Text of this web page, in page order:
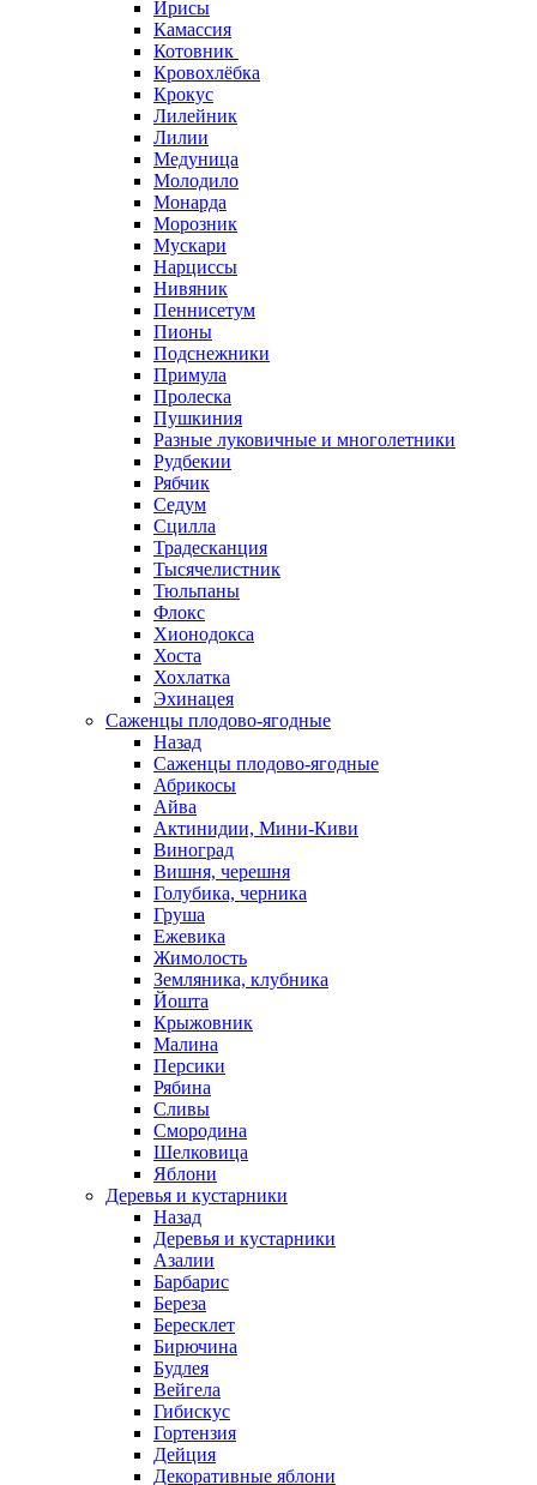
Ирисы
Камассия
Котовник
Кровохлёбка
Крокус
Лилейник
Лилии
Медуница
Молодило
Монарда
Морозник
Мускари
Нарциссы
Нивяник
Пеннисетум
Пионы
Подснежники
Примула
Пролеска
Пушкиния
Разные луковичные и многолетники
Рудбекии
Рябчик
Седум
Сцилла
Традесканция
Тысячелистник
Тюльпаны
Флокс
Хионодокса
Хоста
Хохлатка
Эхинацея
Саженцы плодово-ягодные
Назад
Саженцы плодово-ягодные
Абрикосы
Айва
Актинидии, Мини-Киви
Виноград
Вишня, черешня
Голубика, черника
Груша
Ежевика
Жимолость
Земляника, клубника
Йошта
Крыжовник
Малина
Персики
Рябина
Сливы
Смородина
Шелковица
Яблони
Деревья и кустарники
Назад
Деревья и кустарники
Азалии
Барбарис
Береза
Бересклет
Бирючина
Будлея
Вейгела
Гибискус
Гортензия
Дейция
Декоративные яблони